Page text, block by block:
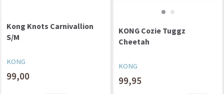
Kong Knots Carnivallion
S/M
KONG
99,00
KONG Cozie Tuggz
Cheetah
KONG
99,95